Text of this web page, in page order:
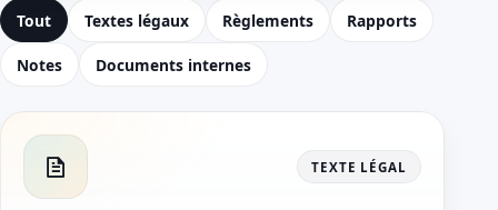
Tout Textes légaux Règlements Rapports
Notes Documents internes
TEXTE LÉGAL